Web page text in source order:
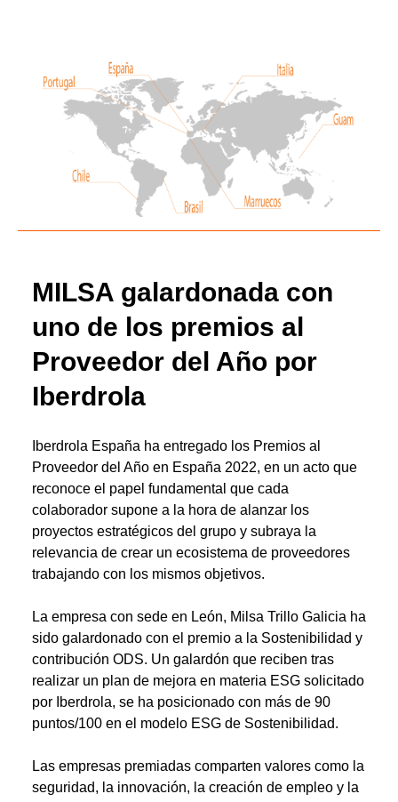
MILSA galardonada con
uno de los premios al
Proveedor del Año por
Iberdrola
Iberdrola España ha entregado los Premios al
Proveedor del Año en España 2022, en un acto que
reconoce el papel fundamental que cada
colaborador supone a la hora de alanzar los
proyectos estratégicos del grupo y subraya la
relevancia de crear un ecosistema de proveedores
trabajando con los mismos objetivos.
La empresa con sede en León, Milsa Trillo Galicia ha
sido galardonado con el premio a la Sostenibilidad y
contribución ODS. Un galardón que reciben tras
realizar un plan de mejora en materia ESG solicitado
por Iberdrola, se ha posicionado con más de 90
puntos/100 en el modelo ESG de Sostenibilidad.
Las empresas premiadas comparten valores como la
seguridad, la innovación, la creación de empleo y la